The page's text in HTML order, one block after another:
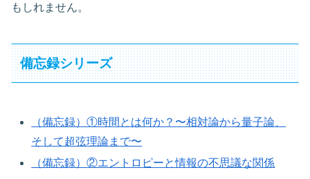
もしれません。
備忘録シリーズ
（備忘録）①時間とは何か？〜相対論から量子論、
そして超弦理論まで〜
（備忘録）②エントロピーと情報の不思議な関係